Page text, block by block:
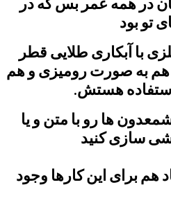
تو بود
با آبکاری طلایی قطر
که هم به صورت رومیزی و هم
هستش.
ها رو با متن و یا
سازی کنید
هم برای این کارها وجود